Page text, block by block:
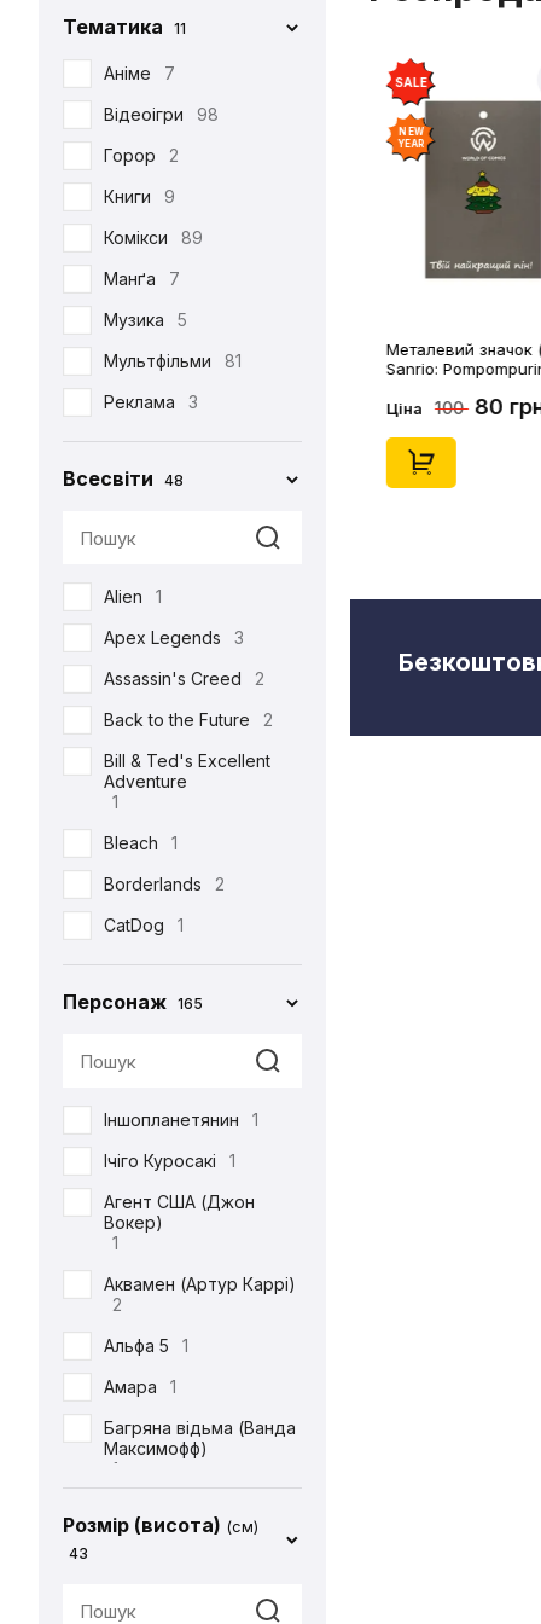
Iron Studios
Jason Freeny
Medicom Toy
Mezco
1
Mictoys
Mighty Jaxx
NECA
12
One Toys
Play Arts KAI
73
Pop Toys
1
Present Toys 1
S.H.Figuarts
Toys Era
Weta Workshop
Тематика 11
Аніме
7
Відеоігри
98
Горор
2
Книги
9
Комікси
89
Манґа
7
Музика
5
Мультфільми
81
Реклама
3
Серіали
39
Фільми
125
Всесвіти 48
Alien
1
Apex Legends
3
Assassin's Creed
2
Back to the Future
2
Bill & Ted's Excellent
Adventure
1
Bleach
1
Borderlands
2
CatDog
1
Charlie and the
1
5
Defenders of the Earth
Diablo
1
ET
1
Final Fantasy
Friday the 13th
Garfield
1
Gears Of War
God of War
2
Harry Potter
4
Персонаж 165
Іншопланетянин
1
Ічіго Куросакі
1
Агент США (Джон
Вокер)
1
Аквамен (Артур Каррі)
2
Альфа 5
1
Амара
1
Багряна відьма (Ванда
Максимофф)
1
Ґордон)
Розмір (висота) (см)
43
SALE
NEW
YEAR
Металевий значок
Sanrio:
Ціна 100 80